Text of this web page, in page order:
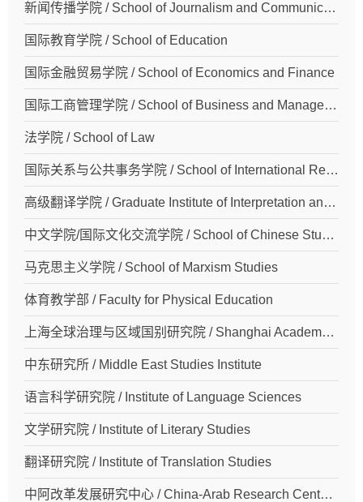
新闻传播学院 / School of Journalism and Communication
国际教育学院 / School of Education
国际金融贸易学院 / School of Economics and Finance
国际工商管理学院 / School of Business and Management
法学院 / School of Law
国际关系与公共事务学院 / School of International Relations and Public Affairs
高级翻译学院 / Graduate Institute of Interpretation and Translation
中文学院/国际文化交流学院 / School of Chinese Studies and Exchange
马克思主义学院 / School of Marxism Studies
体育教学部 / Faculty for Physical Education
上海全球治理与区域国别研究院 / Shanghai Academy of Global Governance and Area Studies
中东研究所 / Middle East Studies Institute
语言科学研究院 / Institute of Language Sciences
文学研究院 / Institute of Literary Studies
翻译研究院 / Institute of Translation Studies
中阿改革发展研究中心 / China-Arab Research Center on Reform and Development